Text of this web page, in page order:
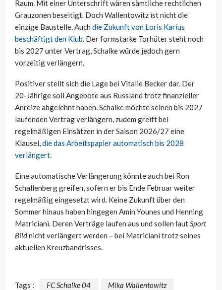
Raum. Mit einer Unterschrift wären sämtliche rechtlichen
Grauzonen beseitigt. Doch Wallentowitz ist nicht die
einzige Baustelle. Auch die Zukunft von Loris Karius
beschäftigt den Klub. Der formstarke Torhüter steht noch
bis 2027 unter Vertrag, Schalke würde jedoch gern
vorzeitig verlängern.
Positiver stellt sich die Lage bei Vitalie Becker dar. Der
20-Jährige soll Angebote aus Russland trotz finanzieller
Anreize abgelehnt haben. Schalke möchte seinen bis 2027
laufenden Vertrag verlängern, zudem greift bei
regelmäßigen Einsätzen in der Saison 2026/27 eine
Klausel,die das Arbeitspapier automatisch bis 2028
verlängert.
Eine automatische Verlängerung könnte auch bei Ron
Schallenberg greifen, sofern er bis Ende Februar weiter
regelmäßig eingesetzt wird. Keine Zukunft über den
Sommer hinaus haben hingegen Amin Younes und Henning
Matriciani. Deren Verträge laufen aus und sollen lautSport
Bildnicht verlängert werden – bei Matriciani trotz seines
aktuellen Kreuzbandrisses.
Tags : FC Schalke 04 Mika Wallentowitz